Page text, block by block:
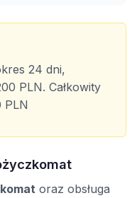
24 dni,
PLN. Całkowity
PLN
oraz obsługa